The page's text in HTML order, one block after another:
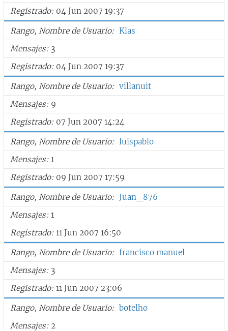
Registrado 04 Jun 2007 19:37
Rango, Nombre de Usuario
Klas
Mensajes 3
Registrado 04 Jun 2007 19:37
Rango, Nombre de Usuario
villanuit
Mensajes 9
Registrado 07 Jun 2007 14:24
Rango, Nombre de Usuario
luispablo
Mensajes 1
Registrado 09 Jun 2007 17:59
Rango, Nombre de Usuario
Juan_876
Mensajes 1
Registrado 11 Jun 2007 16:50
Rango, Nombre de Usuario
francisco manuel
Mensajes 3
Registrado 11 Jun 2007 23:06
Rango, Nombre de Usuario
botelho
Mensajes 2